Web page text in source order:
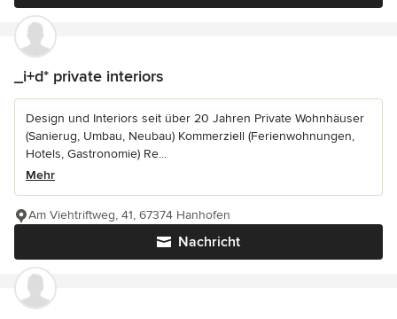
_i+d* private interiors
Design und Interiors seit über 20 Jahren Private Wohnhäuser
(Sanierug, Umbau, Neubau) Kommerziell (Ferienwohnungen,
Hotels, Gastronomie) Re...
Mehr
Nachricht
Am Viehtriftweg, 41, 67374 Hanhofen